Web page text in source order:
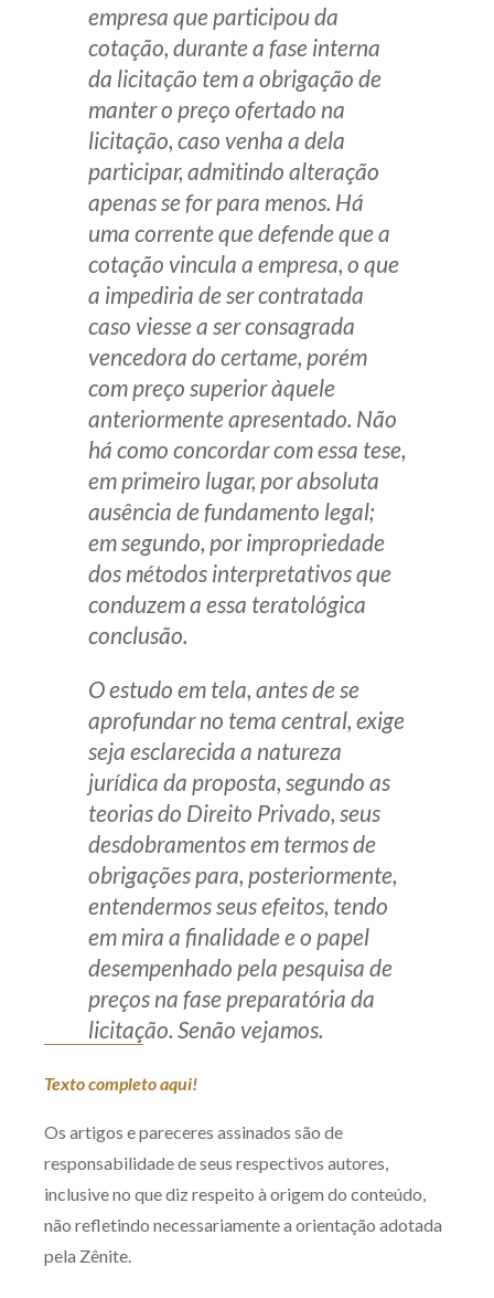
empresa que participou da
cotação, durante a fase interna
da licitação tem a obrigação de
manter o preço ofertado na
licitação, caso venha a dela
participar, admitindo alteração
apenas se for para menos. Há
uma corrente que defende que a
cotação vincula a empresa, o que
a impediria de ser contratada
caso viesse a ser consagrada
vencedora do certame, porém
com preço superior àquele
anteriormente apresentado. Não
há como concordar com essa tese,
em primeiro lugar, por absoluta
ausência de fundamento legal;
em segundo, por impropriedade
dos métodos interpretativos que
conduzem a essa teratológica
conclusão.
O estudo em tela, antes de se
aprofundar no tema central, exige
seja esclarecida a natureza
jurídica da proposta, segundo as
teorias do Direito Privado, seus
desdobramentos em termos de
obrigações para, posteriormente,
entendermos seus efeitos, tendo
em mira a finalidade e o papel
desempenhado pela pesquisa de
preços na fase preparatória da
licitação. Senão vejamos.
Texto completo aqui!
Os artigos e pareceres assinados são de
responsabilidade de seus respectivos autores,
inclusive no que diz respeito à origem do conteúdo,
não refletindo necessariamente a orientação adotada
pela Zênite.